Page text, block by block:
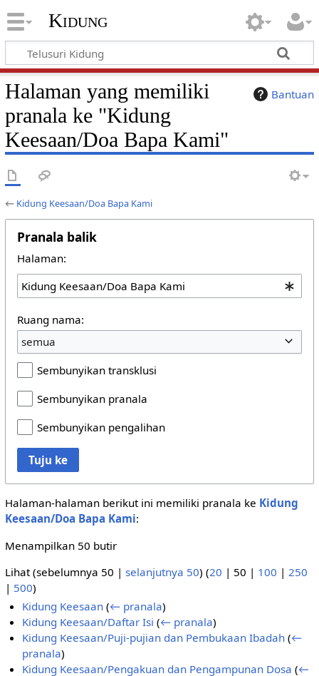
Kidung
Bantuan
Halaman yang memiliki
pranala ke "Kidung
Keesaan/Doa Bapa Kami"
← Kidung Keesaan/Doa Bapa Kami
Pranala balik
Halaman:
Ruang nama:
semua
Sembunyikan transklusi
Sembunyikan pranala
Sembunyikan pengalihan
Tuju ke
Halaman-halaman berikut ini memiliki pranala ke Kidung
Keesaan/Doa Bapa Kami:
Menampilkan 50 butir
Lihat (sebelumnya 50 | selanjutnya 50) (20 | 50 | 100 | 250
| 500)
Kidung Keesaan (← pranala)
Kidung Keesaan/Daftar Isi (← pranala)
Kidung Keesaan/Puji-pujian dan Pembukaan Ibadah (←
pranala)
Kidung Keesaan/Pengakuan dan Pengampunan Dosa (←